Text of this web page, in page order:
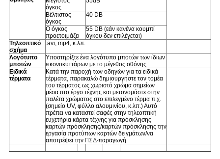
όγκος
Βέλτιστος
όγκος
40 DB
Ο όγκος
προετοιμάζει
55 DB (εάν κανένα κουμπί
όγκου δεν επιλέγεται)
Τηλεοπτικό
σχήμα
.avi, mp4, κ.λπ.
Λογότυπο
μποτών
Υποστηρίξτε ένα λογότυπο μποτών των ίδιων
εικονοκυττάρων με το μέγεθος οθόνης.
Ειδικά
τέρματα
Κατά την παροχή των οδηγών για τα ειδικά
τέρματα, παρακαλώ δημιουργήστε τον τομέα
του τέρματος ως χωριστό χρώμα σημείων
μέσα στο έργο τέχνης και μετονομάστε στην
παλέτα χρώματος στο επιλεγμένο τέρμα π.χ.
(σημείο UV, φύλλο αλουμινίου, κ.λπ.) Αυτό
πρέπει να καταστεί σαφές στην τηλεοπτική
ευχετήρια κάρτα τέχνης για πρόσκλησης
καρτών πρόσκλησης/καρτών πρόσκλησης την
εργασία προτύπων καρτών δειγμάτων/να
αποτρέψει τηνΠΣΔ-παραγωγή